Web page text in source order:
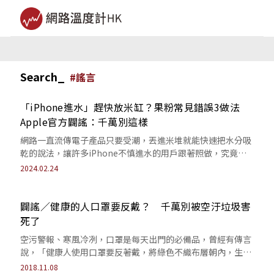
Search_ #謠言
「iPhone進水」趕快放米缸？果粉常見錯誤3做法
Apple官方闢謠：千萬別這樣
網路一直流傳電子產品只要受潮，丟進米堆就能快速把水分吸
乾的說法，讓許多iPhone不慎進水的用戶跟著照做，究竟這
個方法是否有效，Apple官方日...
2024.02.24
闢謠／健康的人口罩要反戴？ 千萬別被空汙垃圾害
死了
空污警報、寒風冷冽，口罩是每天出門的必備品，曾經有傳言
說，「健康人使用口罩要反著戴，將綠色不織布層朝內，生病
的人則恰好相反」但其實根本不是這樣的...
2018.11.08